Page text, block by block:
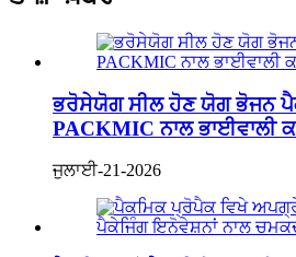
ਭਰੋਸੇਯੋਗ ਸੀਲ ਹੋਣ ਯੋਗ ਭੋਜਨ
PACKMIC ਨਾਲ ਭਾਈਵਾਲੀ
ਜੁਲਾਈ-21-2026